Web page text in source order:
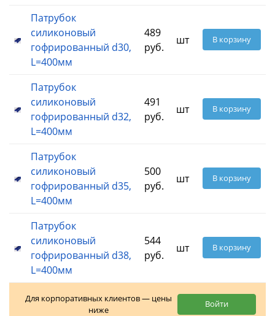
Патрубок
силиконовый
гофрированный d30,
L=400мм
489
руб.
шт В корзину
Патрубок
силиконовый
гофрированный d32,
L=400мм
491
руб.
шт В корзину
Патрубок
силиконовый
гофрированный d35,
L=400мм
500
руб.
шт В корзину
Патрубок
силиконовый
гофрированный d38,
L=400мм
544
руб.
шт В корзину
Для корпоративных клиентов — цены
ниже
Войти